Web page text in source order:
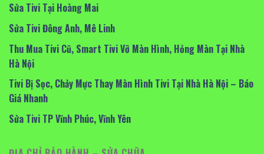
Sửa Tivi Tại Hoàng Mai
Sửa Tivi Đông Anh, Mê Linh
Thu Mua Tivi Cũ, Smart Tivi Vỡ Màn Hình, Hỏng Màn Tại Nhà
Hà Nội
Tivi Bị Sọc, Chảy Mực Thay Màn Hình Tivi Tại Nhà Hà Nội – Báo
Giá Nhanh
Sửa Tivi TP Vĩnh Phúc, Vĩnh Yên